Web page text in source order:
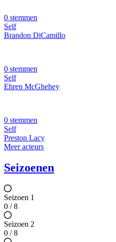
0 stemmen
Self
Brandon DiCamillo
0 stemmen
Self
Ehren McGhehey
0 stemmen
Self
Preston Lacy
Meer acteurs
Seizoenen
Seizoen 1
0 / 8
Seizoen 2
0 / 8